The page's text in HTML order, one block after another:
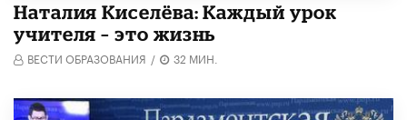
Наталия Киселёва: Каждый урок
учителя – это жизнь
ВЕСТИ ОБРАЗОВАНИЯ / 32 МИН.